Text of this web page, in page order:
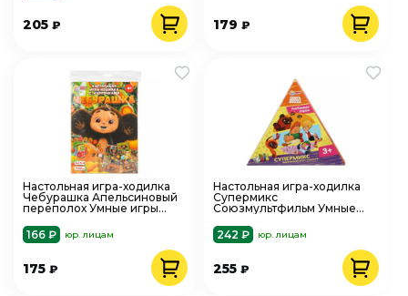
205 ₽ 179₽
Настольная игра-ходилка
Чебурашка Апельсиновый
переполох Умные игры
166 ₽
юр. лицам
175 ₽
Настольная игра-ходилка
Супермикс
Союзмультфильм Умные
242 ₽
юр. лицам
255₽